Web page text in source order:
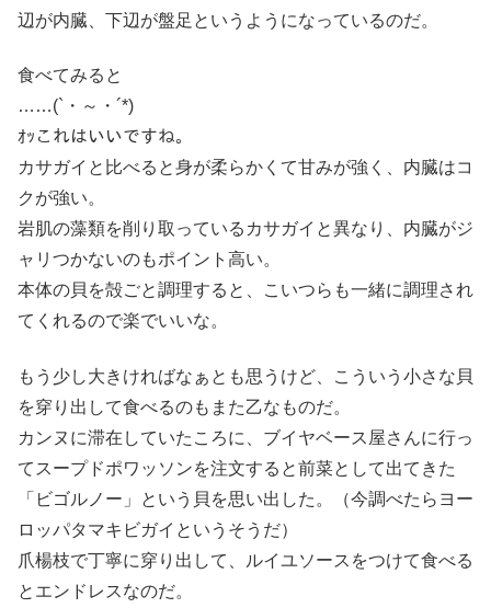
辺が内臓、下辺が盤足というようになっているのだ。
食べてみると
……(`・～・´*)
ｵｯこれはいいですね。
カサガイと比べると身が柔らかくて甘みが強く、内臓はコ
クが強い。
岩肌の藻類を削り取っているカサガイと異なり、内臓がジ
ャリつかないのもポイント高い。
本体の貝を殻ごと調理すると、こいつらも一緒に調理され
てくれるので楽でいいな。
もう少し大きければなぁとも思うけど、こういう小さな貝
を穿り出して食べるのもまた乙なものだ。
カンヌに滞在していたころに、ブイヤベース屋さんに行っ
てスープドポワッソンを注文すると前菜として出てきた
「ビゴルノー」という貝を思い出した。（今調べたらヨー
ロッパタマキビガイというそうだ）
爪楊枝で丁寧に穿り出して、ルイユソースをつけて食べる
とエンドレスなのだ。